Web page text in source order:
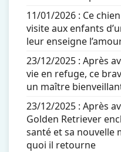
11/01/2026 : Ce
visite aux enfants
leur enseigne
23/12/2025 : Après
vie en refuge, ce
un maître
23/12/2025 : Après
Golden Retriever
santé et sa nouvelle
quoi il retourne